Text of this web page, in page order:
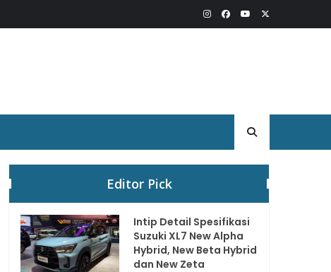
Editor Pick
Intip Detail Spesifikasi
Suzuki XL7 New Alpha
Hybrid, New Beta Hybrid
dan New Zeta